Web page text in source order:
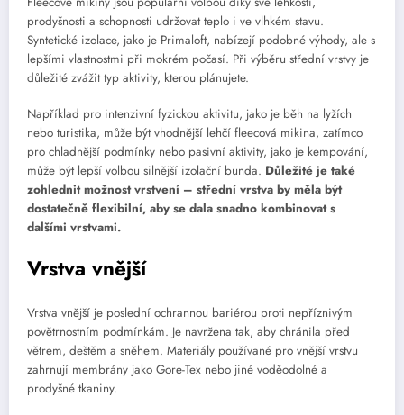
prodyšnosti a schopnosti udržovat teplo i ve vlhkém stavu.
Syntetické izolace, jako je Primaloft, nabízejí podobné výhody, ale s
lepšími vlastnostmi při mokrém počasí. Při výběru střední vrstvy je
důležité zvážit typ aktivity, kterou plánujete.
Například pro intenzivní fyzickou aktivitu, jako je běh na lyžích
nebo turistika, může být vhodnější lehčí fleecová mikina, zatímco
pro chladnější podmínky nebo pasivní aktivity, jako je kempování,
může být lepší volbou silnější izolační bunda. Důležité je také
zohlednit možnost vrstvení – střední vrstva by měla být
dostatečně flexibilní, aby se dala snadno kombinovat s
dalšími vrstvami.
Vrstva vnější
Vrstva vnější je poslední ochrannou bariérou proti nepříznivým
povětrnostním podmínkám. Je navržena tak, aby chránila před
větrem, deštěm a sněhem. Materiály používané pro vnější vrstvu
zahrnují membrány jako Gore-Tex nebo jiné voděodolné a
prodyšné tkaniny.